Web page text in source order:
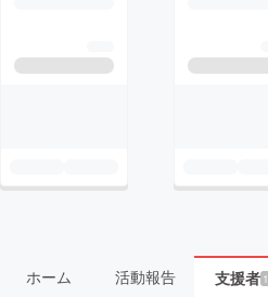
ホーム 活動報告 支援者 1